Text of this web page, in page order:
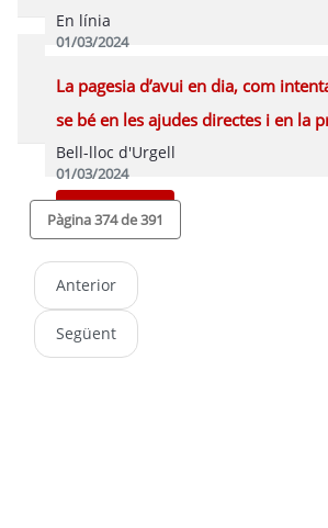
En línia
01/03/2024
Vídeo Programa
La pagesia d’avui en dia, com
se bé en les ajudes directes i en la
Bell-lloc d'Urgell
01/03/2024
Programa
Pàgina 374 de 391
Anterior
Següent